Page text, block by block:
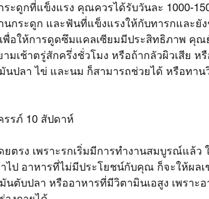
ระดูกที่แข็งแรง คุณควรได้รับวันละ 1000-
นกระดูก และฟันที่แข็งแรงให้กับทารกและยั
อให้การดูดซึมแคลเซียมมีประสิทธิภาพ คุณ
มเช้าตรู่สักครึ่งชั่วโมง หรือถ้ากลัวผิวเสีย ห
นปลา ไข่ และนม ก็สามารถช่วยได้ หรือทาน
รรภ์ 10 สัปดาห์
ตรง เพราะรกเริ่มมีการทำงานสมบูรณ์แล้ว
ไป อาหารที่ไม่มีประโยชน์กับคุณ ก็จะให้ผล
ตับปลา หรืออาหารที่มีวิตามินเอสูง เพราะ